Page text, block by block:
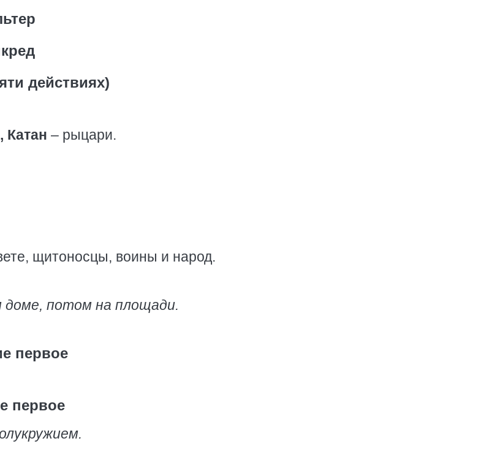
действиях)
Катан – рыцари.
щитоносцы, воины и народ.
доме, потом на площади.
первое
первое